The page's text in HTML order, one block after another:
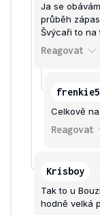
Ja se
průběh
Švýcaři to na
Reagovat
Celkově
Reagovat
Krisboy
Tak to u
hodně velká